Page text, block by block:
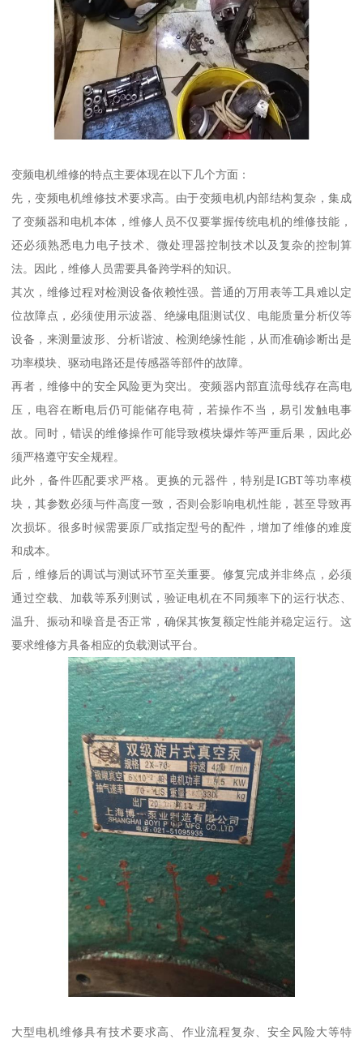
变频电机维修的特点主要体现在以下几个方面：
先，变频电机维修技术要求高。由于变频电机内部结构复杂，集成
了变频器和电机本体，维修人员不仅要掌握传统电机的维修技能，
还必须熟悉电力电子技术、微处理器控制技术以及复杂的控制算
法。因此，维修人员需要具备跨学科的知识。
其次，维修过程对检测设备依赖性强。普通的万用表等工具难以定
位故障点，必须使用示波器、绝缘电阻测试仪、电能质量分析仪等
设备，来测量波形、分析谐波、检测绝缘性能，从而准确诊断出是
功率模块、驱动电路还是传感器等部件的故障。
再者，维修中的安全风险更为突出。变频器内部直流母线存在高电
压，电容在断电后仍可能储存电荷，若操作不当，易引发触电事
故。同时，错误的维修操作可能导致模块爆炸等严重后果，因此必
须严格遵守安全规程。
此外，备件匹配要求严格。更换的元器件，特别是IGBT等功率模
块，其参数必须与件高度一致，否则会影响电机性能，甚至导致再
次损坏。很多时候需要原厂或指定型号的配件，增加了维修的难度
和成本。
后，维修后的调试与测试环节至关重要。修复完成并非终点，必须
通过空载、加载等系列测试，验证电机在不同频率下的运行状态、
温升、振动和噪音是否正常，确保其恢复额定性能并稳定运行。这
要求维修方具备相应的负载测试平台。
大型电机维修具有技术要求高、作业流程复杂、安全风险大等特